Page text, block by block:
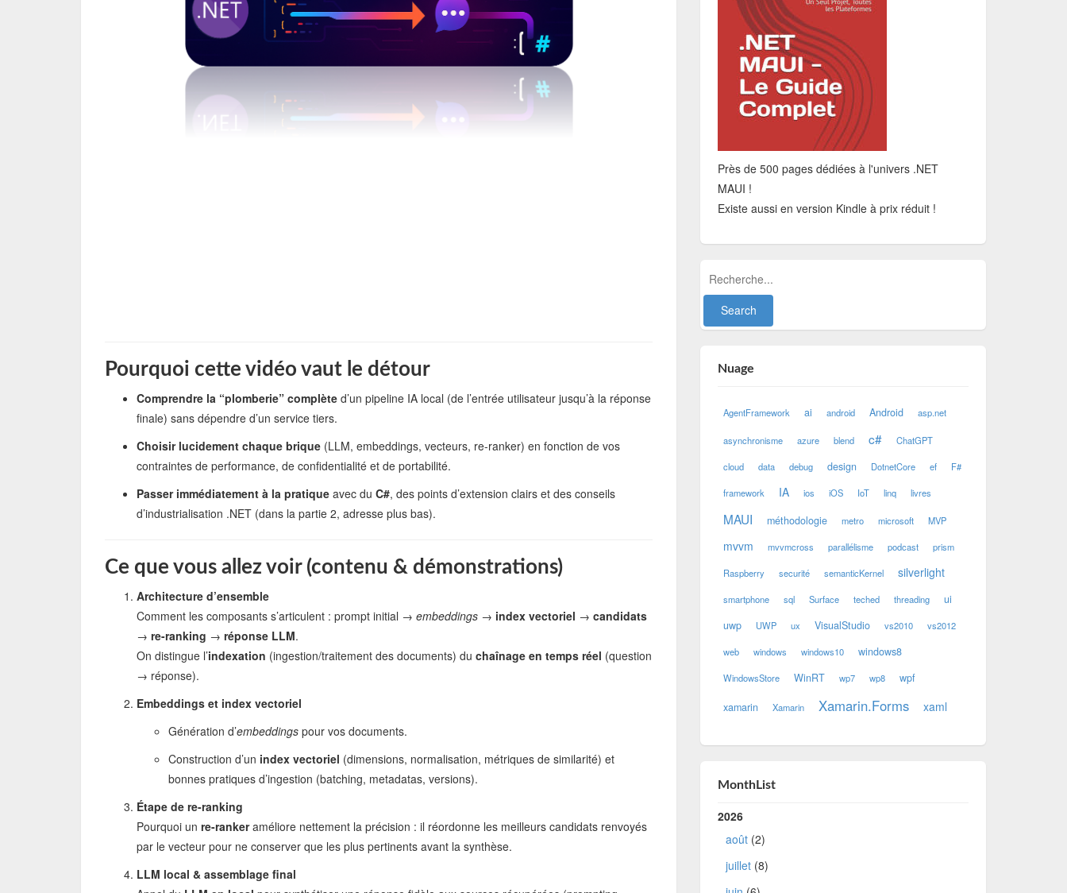
Pourquoi cette vidéo vaut le détour
Comprendre la “plomberie” complète d’un pipeline IA local (de l’entrée utilisateur jusqu’à la réponse
finale) sans dépendre d’un service tiers.
Choisir lucidement chaque brique (LLM, embeddings, vecteurs, re-ranker) en fonction de vos
contraintes de performance, de confidentialité et de portabilité.
Passer immédiatement à la pratique avec du C#, des points d’extension clairs et des conseils
d’industrialisation .NET (dans la partie 2, adresse plus bas).
Ce que vous allez voir (contenu & démonstrations)
Architecture d’ensemble
Comment les composants s’articulent : prompt initial → embeddings → index vectoriel → candidats
→ re-ranking → réponse LLM.
On distingue l’indexation (ingestion/traitement des documents) du chaînage en temps réel (question
→ réponse).
Embeddings et index vectoriel
Génération d’embeddings pour vos documents.
Construction d’un index vectoriel (dimensions, normalisation, métriques de similarité) et
bonnes pratiques d’ingestion (batching, metadatas, versions).
Étape de re-ranking
Pourquoi un re-rankeraméliore nettement la précision : il réordonne les meilleurs candidats renvoyés
par le vecteur pour ne conserver que les plus pertinents avant la synthèse.
LLM local & assemblage final
Près de 500 pages dédiées à l'univers .NET
MAUI !
Existe aussi en version Kindle à prix réduit !
Nuage
AgentFramework ai android Android asp.net
asynchronisme azure blend c# ChatGPT
cloud data debug design DotnetCore ef F#
framework IA ios iOS IoT linq livres
MAUI méthodologie metro microsoft MVP
mvvm mvvmcross parallélisme podcast prism
Raspberry securité semanticKernel silverlight
smartphone sql Surface teched threading
ui
uwp
UWP ux VisualStudio vs2010 vs2012
web windows windows10 windows8
WindowsStore WinRT wp7 wp8 wpf
xamarin Xamarin Xamarin.Forms xaml
MonthList
2026
août(2)
juillet(8)